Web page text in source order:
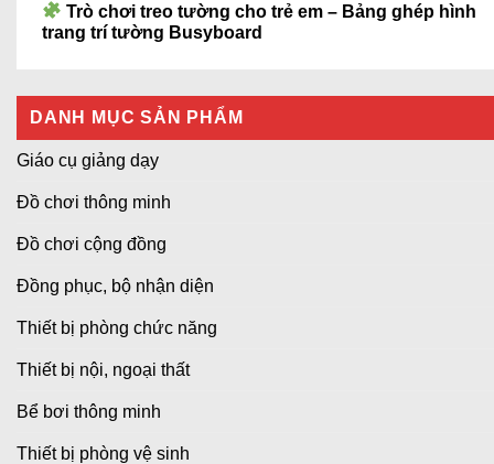
Trò chơi treo tường cho trẻ em – Bảng ghép hình
trang trí tường Busyboard
DANH MỤC SẢN PHẨM
Giáo cụ giảng dạy
Đồ chơi thông minh
Đồ chơi cộng đồng
Đồng phục, bộ nhận diện
Thiết bị phòng chức năng
Thiết bị nội, ngoại thất
Bể bơi thông minh
Thiết bị phòng vệ sinh